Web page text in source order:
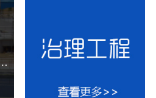
监测综合解决方案